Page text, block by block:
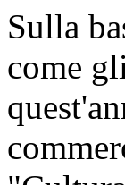
Sulla
come